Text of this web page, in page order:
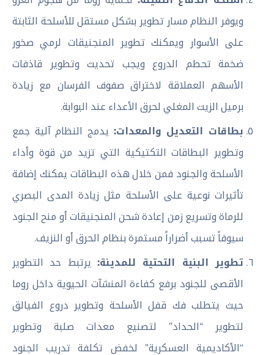
ويوفر النظام مسار تطوير بشكل مستقل للأسلحة الثابتة
على الأسوار ويمكنك تطوير المنجنيقات لرمي صخور
ضخمة تحطم الدروع ويجب تحديث وتطوير قاذفات
الأسهم العملاقة لاختراق صفوف الفرسان مع زيادة
برميل الزيت المغلي لحرق الأعداء عند البوابة.
بطاقات التعديل والمعدات: يدمج النظام آلية جمع
وتطوير البطاقات التكتيكية التي تزيد من قوة وأداء
الأسلحة والجنود فمن خلال هذه البطاقات يمكنك إضافة
تأثيرات نوعية على الأسلحة مثل زيادة المدى البصري
للرماة وتسريع زمن إعادة شحن المنجنيقات أو منح الجنود
سيوفاً تسبب أضراراً مستمرة بنظام الحرق أو النزيف.
تطوير البنية التحتية للمدينة: يرتبط حد التطوير
الأقصى للجنود برفع كفاءة المنشآت الحيوية داخل روما
حيث يتطلب فك قفل الأسلحة وتطوير دروع الفيالق
لتطوير “الحداد” لتصنيع معدات صلبة وتطوير
“الأكاديمية العسكرية” لخفض تكلفة تدريب الجنود